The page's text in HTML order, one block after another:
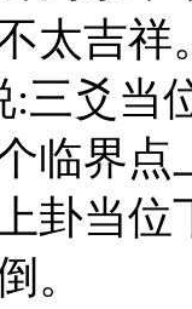
太吉祥
:三爻当
临界点
卦当位
。